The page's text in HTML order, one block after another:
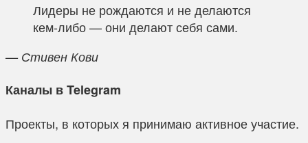
Лидеры не рождаются и не делаются
кем-либо — они делают себя сами.
— Стивен Кови
Каналы в Telegram
Проекты, в которых я принимаю активное участие.